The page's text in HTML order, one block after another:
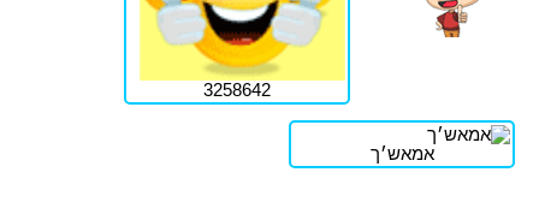
3258642
אמאש׳ך